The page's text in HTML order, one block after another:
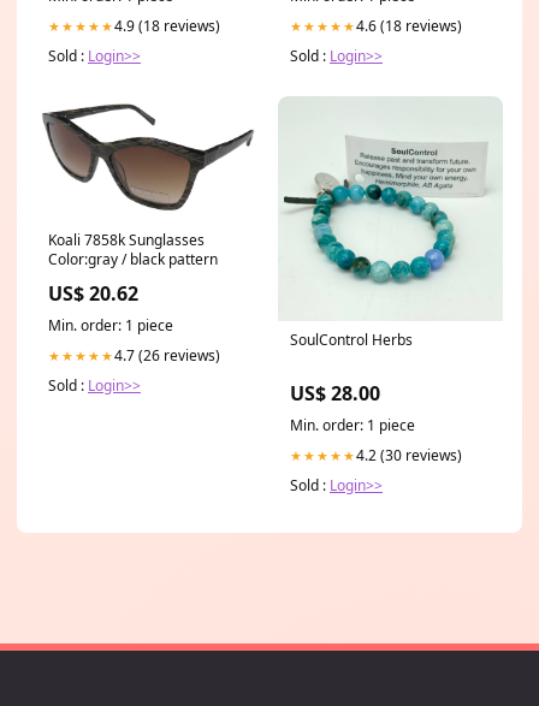
★★★★★4.9 (18 reviews)
Sold : Login>>
★★★★★4.6 (18 reviews)
Sold : Login>>
Koali 7858k Sunglasses
Color:gray / black pattern
US$ 20.62
Min. order: 1 piece
★★★★★4.7 (26 reviews)
Sold : Login>>
SoulControl Herbs
US$ 28.00
Min. order: 1 piece
★★★★★4.2 (30 reviews)
Sold : Login>>